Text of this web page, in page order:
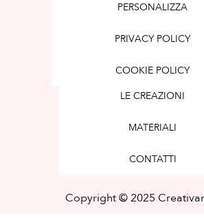
PERSONALIZZA
PRIVACY POLICY
COOKIE POLICY
LE CREAZIONI
MATERIALI
CONTATTI
Copyright © 2025